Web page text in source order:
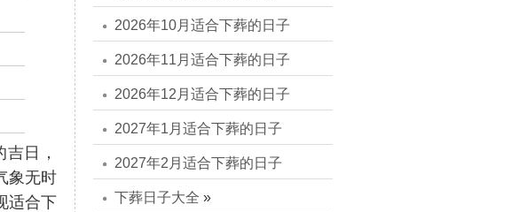
日，
象无时
适合下
2026年10月适合下葬的日子
2026年11月适合下葬的日子
2026年12月适合下葬的日子
2027年1月适合下葬的日子
2027年2月适合下葬的日子
下葬日子大全 »